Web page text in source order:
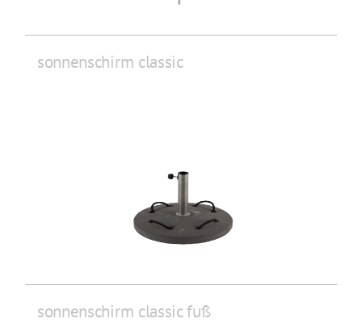
sonnenschirm classic
sonnenschirm classic fuß